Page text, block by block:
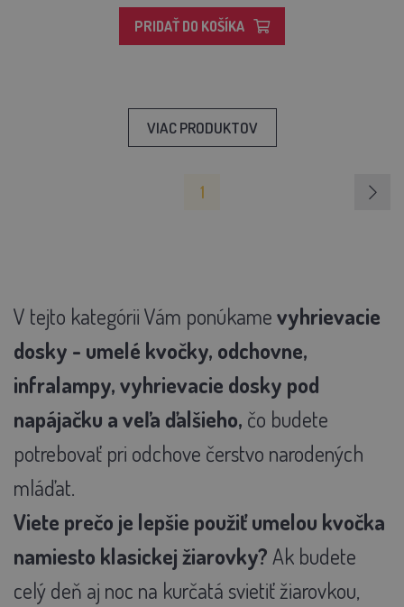
PRIDAŤ DO KOŠÍKA
VIAC PRODUKTOV
1
V tejto kategórii Vám ponúkamevyhrievacie
dosky - umelé kvočky, odchovne,
infralampy, vyhrievacie dosky pod
napájačku a veľa ďalšieho, čo budete
potrebovať pri odchove čerstvo narodených
mláďat.
Viete prečo je lepšie použiť umelou kvočka
namiesto klasickej žiarovky?Ak budete
celý deň aj noc na kurčatá svietiť žiarovkou,